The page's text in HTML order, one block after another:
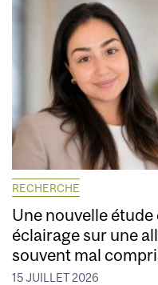
RECHERCHE
Une nouvelle
éclairage sur une
souvent mal
15 JUILLET 2026